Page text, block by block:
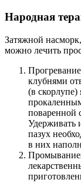
Народная
Затяжной
можно лечить
клубнями
(в
поваренной
Удерживать
пазух
в них